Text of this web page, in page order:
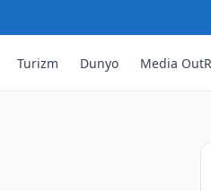
Turizm Dunyo Media